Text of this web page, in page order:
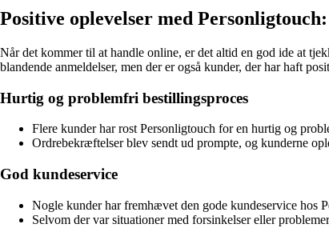
Positive oplevelser med
Når det kommer til at handle online, er det altid en god ide at
blandende anmeldelser, men der er også kunder, der har haft
Hurtig og problemfri bestillingsproces
Flere kunder har rost Personligtouch for en hurtig og
Ordrebekræftelser blev sendt ud prompte, og kunderne
God kundeservice
Nogle kunder har fremhævet den gode kundeservice hos
Selvom der var situationer med forsinkelser eller